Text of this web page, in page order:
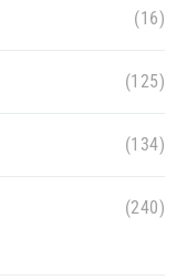
(16)
(125)
(134)
(240)